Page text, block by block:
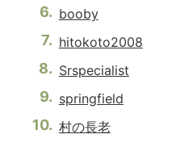
booby
hitokoto2008
Srspecialist
springfield
村の長老